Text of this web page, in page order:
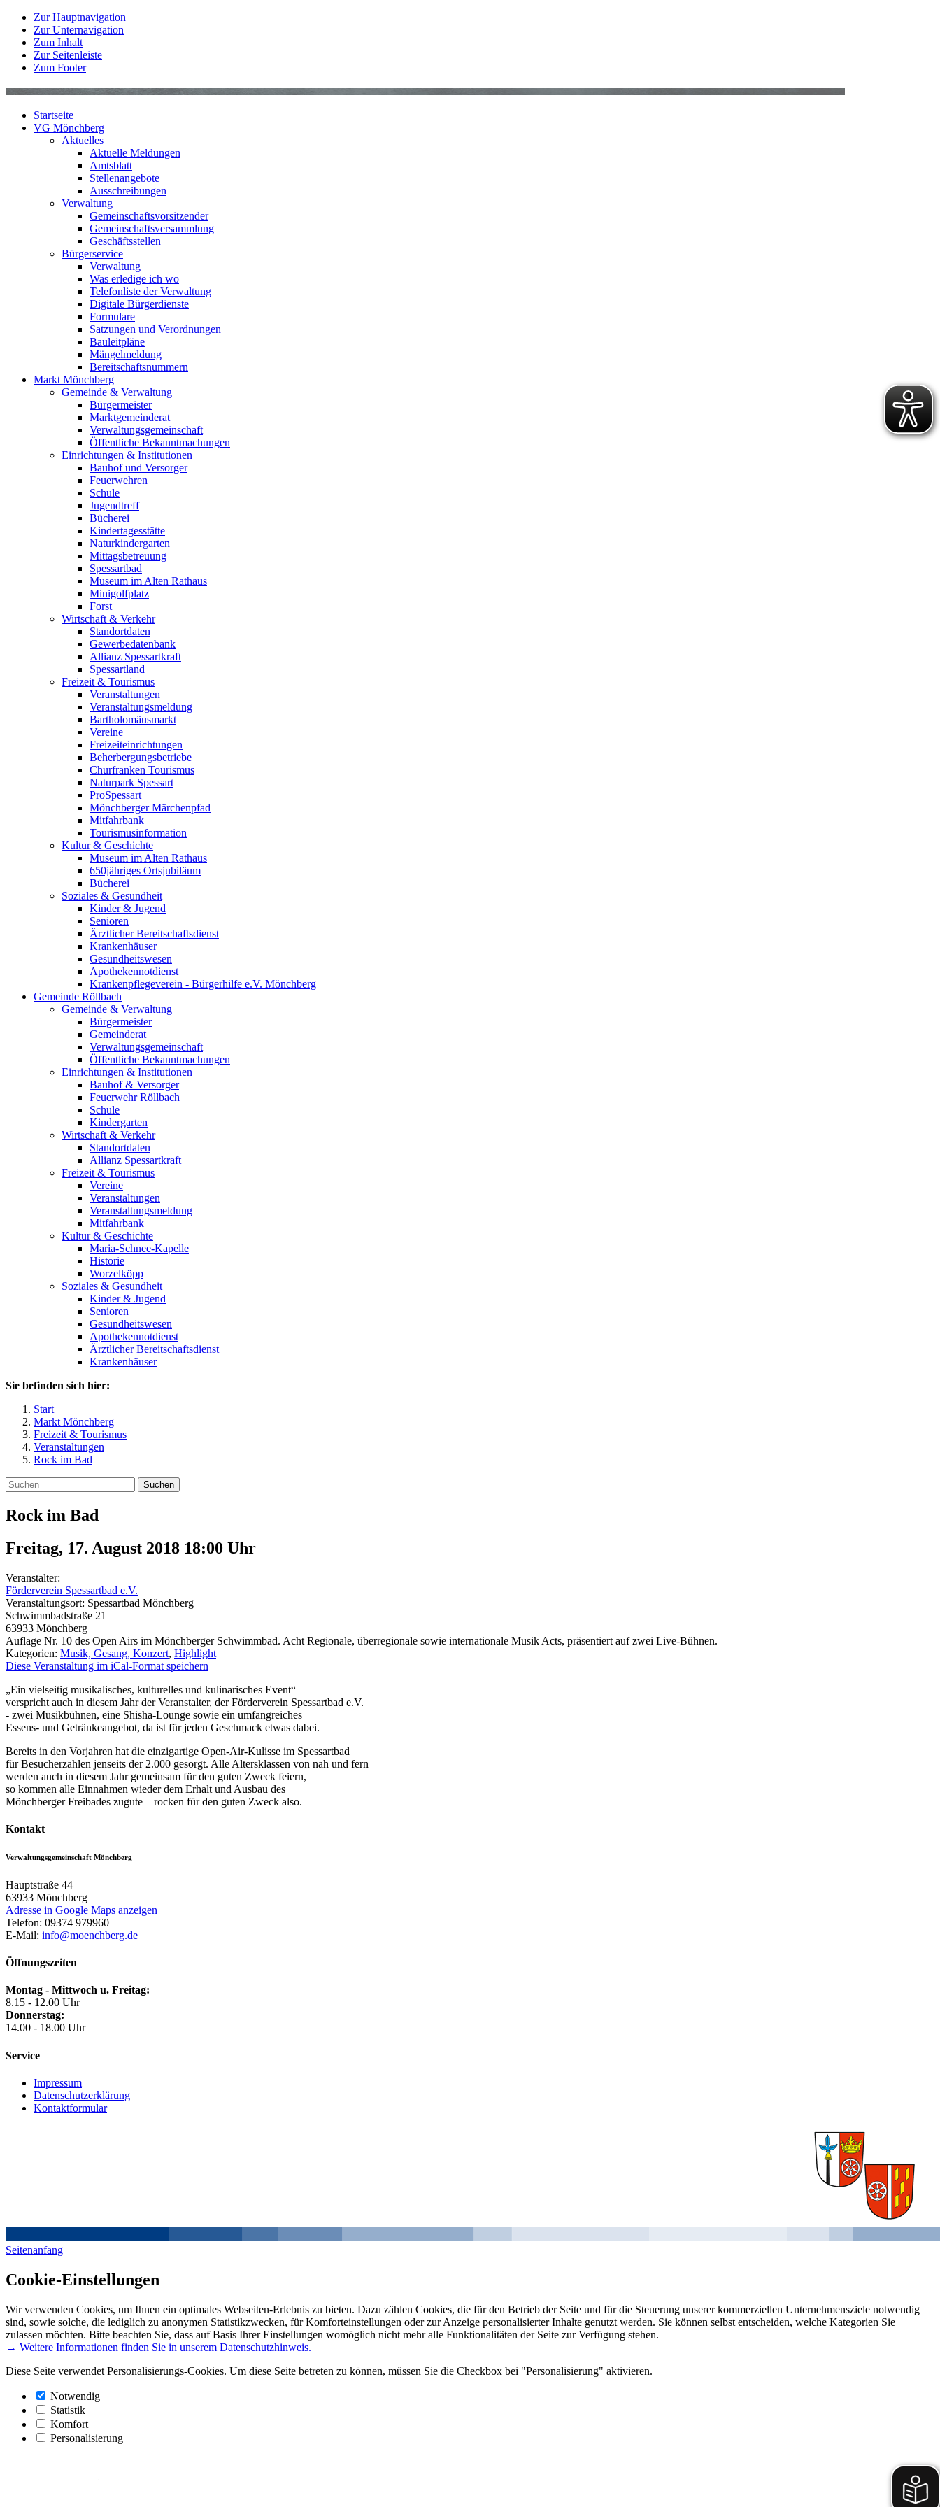
Zur Hauptnavigation
Zur Unternavigation
Zum Inhalt
Zur Seitenleiste
Zum Footer
Startseite
VG Mönchberg
Aktuelles
Aktuelle Meldungen
Amtsblatt
Stellenangebote
Ausschreibungen
Verwaltung
Gemeinschaftsvorsitzender
Gemeinschaftsversammlung
Geschäftsstellen
Bürgerservice
Verwaltung
Was erledige ich wo
Telefonliste der Verwaltung
Digitale Bürgerdienste
Formulare
Satzungen und Verordnungen
Bauleitpläne
Mängelmeldung
Bereitschaftsnummern
Markt Mönchberg
Gemeinde & Verwaltung
Bürgermeister
Marktgemeinderat
Verwaltungsgemeinschaft
Öffentliche Bekanntmachungen
Einrichtungen & Institutionen
Bauhof und Versorger
Feuerwehren
Schule
Jugendtreff
Bücherei
Kindertagesstätte
Naturkindergarten
Mittagsbetreuung
Spessartbad
Museum im Alten Rathaus
Minigolfplatz
Forst
Wirtschaft & Verkehr
Standortdaten
Gewerbedatenbank
Allianz Spessartkraft
Spessartland
Freizeit & Tourismus
Veranstaltungen
Veranstaltungsmeldung
Bartholomäusmarkt
Vereine
Freizeiteinrichtungen
Beherbergungsbetriebe
Churfranken Tourismus
Naturpark Spessart
ProSpessart
Mönchberger Märchenpfad
Mitfahrbank
Tourismusinformation
Kultur & Geschichte
Museum im Alten Rathaus
650jähriges Ortsjubiläum
Bücherei
Soziales & Gesundheit
Kinder & Jugend
Senioren
Ärztlicher Bereitschaftsdienst
Krankenhäuser
Gesundheitswesen
Apothekennotdienst
Krankenpflegeverein - Bürgerhilfe e.V. Mönchberg
Gemeinde Röllbach
Gemeinde & Verwaltung
Bürgermeister
Gemeinderat
Verwaltungsgemeinschaft
Öffentliche Bekanntmachungen
Einrichtungen & Institutionen
Bauhof & Versorger
Feuerwehr Röllbach
Schule
Kindergarten
Wirtschaft & Verkehr
Standortdaten
Allianz Spessartkraft
Freizeit & Tourismus
Vereine
Veranstaltungen
Veranstaltungsmeldung
Mitfahrbank
Kultur & Geschichte
Maria-Schnee-Kapelle
Historie
Worzelköpp
Soziales & Gesundheit
Kinder & Jugend
Senioren
Gesundheitswesen
Apothekennotdienst
Ärztlicher Bereitschaftsdienst
Krankenhäuser
Sie befinden sich hier:
Start
Markt Mönchberg
Freizeit & Tourismus
Veranstaltungen
Rock im Bad
Suchen
Rock im Bad
Freitag, 17. August 2018 18:00 Uhr
Veranstalter:
Förderverein Spessartbad e.V.
Veranstaltungsort: Spessartbad Mönchberg
Schwimmbadstraße 21
63933 Mönchberg
Auflage Nr. 10 des Open Airs im Mönchberger Schwimmbad. Acht Regionale, überregionale sowie internationale Musik Acts, präsentiert auf zwei Live-Bühnen.
Kategorien: Musik, Gesang, Konzert, Highlight
Diese Veranstaltung im iCal-Format speichern
„Ein vielseitig musikalisches, kulturelles und kulinarisches Event“
verspricht auch in diesem Jahr der Veranstalter, der Förderverein Spessartbad e.V.
- zwei Musikbühnen, eine Shisha-Lounge sowie ein umfangreiches
Essens- und Getränkeangebot, da ist für jeden Geschmack etwas dabei.
Bereits in den Vorjahren hat die einzigartige Open-Air-Kulisse im Spessartbad
für Besucherzahlen jenseits der 2.000 gesorgt. Alle Altersklassen von nah und fern
werden auch in diesem Jahr gemeinsam für den guten Zweck feiern,
so kommen alle Einnahmen wieder dem Erhalt und Ausbau des
Mönchberger Freibades zugute – rocken für den guten Zweck also.
Kontakt
Verwaltungsgemeinschaft Mönchberg
Hauptstraße 44
63933 Mönchberg
Adresse in Google Maps anzeigen
Telefon: 09374 979960
E-Mail: info@moenchberg.de
Öffnungszeiten
Montag - Mittwoch u. Freitag:
8.15 - 12.00 Uhr
Donnerstag:
14.00 - 18.00 Uhr
Service
Impressum
Datenschutzerklärung
Kontaktformular
Seitenanfang
Cookie-Einstellungen
Wir verwenden Cookies, um Ihnen ein optimales Webseiten-Erlebnis zu bieten. Dazu zählen Cookies, die für den Betrieb der Seite und für die Steuerung unserer kommerziellen Unternehmensziele notwendig
sind, sowie solche, die lediglich zu anonymen Statistikzwecken, für Komforteinstellungen oder zur Anzeige personalisierter Inhalte genutzt werden. Sie können selbst entscheiden, welche Kategorien Sie
zulassen möchten. Bitte beachten Sie, dass auf Basis Ihrer Einstellungen womöglich nicht mehr alle Funktionalitäten der Seite zur Verfügung stehen.
→ Weitere Informationen finden Sie in unserem Datenschutzhinweis.
Diese Seite verwendet Personalisierungs-Cookies. Um diese Seite betreten zu können, müssen Sie die Checkbox bei "Personalisierung" aktivieren.
Notwendig
Statistik
Komfort
Personalisierung